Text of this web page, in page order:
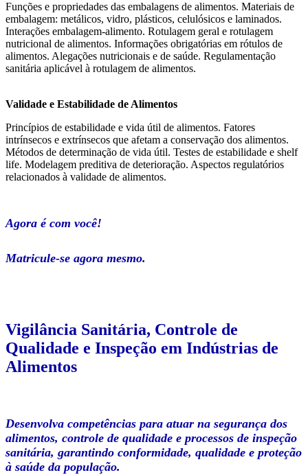
Funções e propriedades das embalagens de alimentos. Materiais de
embalagem: metálicos, vidro, plásticos, celulósicos e laminados.
Interações embalagem-alimento. Rotulagem geral e rotulagem
nutricional de alimentos. Informações obrigatórias em rótulos de
alimentos. Alegações nutricionais e de saúde. Regulamentação
sanitária aplicável à rotulagem de alimentos.
Validade e Estabilidade de Alimentos
Princípios de estabilidade e vida útil de alimentos. Fatores
intrínsecos e extrínsecos que afetam a conservação dos alimentos.
Métodos de determinação de vida útil. Testes de estabilidade e shelf
life. Modelagem preditiva de deterioração. Aspectos regulatórios
relacionados à validade de alimentos.
Agora é com você!
Matricule-se agora mesmo.
Vigilância Sanitária, Controle de
Qualidade e Inspeção em Indústrias de
Alimentos
Desenvolva competências para atuar na segurança dos
alimentos, controle de qualidade e processos de inspeção
sanitária, garantindo conformidade, qualidade e proteção
à saúde da população.